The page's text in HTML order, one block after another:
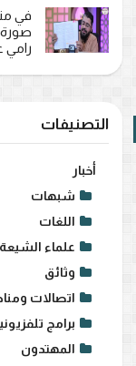
في
صورة
التصنيفات
أخبار
شبهات
اللغات
علماء
وثائق
اتصالات
برامج
المهتدون